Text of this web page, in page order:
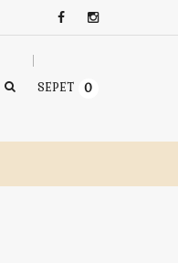
SEPET 0